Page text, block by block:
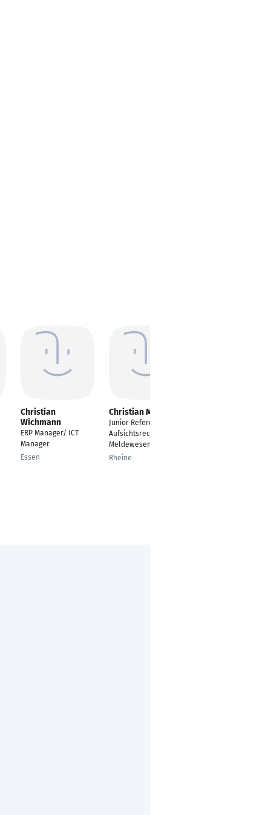
Christian
Wichmann
ERP Manager/ ICT
Manager
Essen
Christian Mertens
Junior Referent
Aufsichtsrechtliches
Meldewesen
Rheine